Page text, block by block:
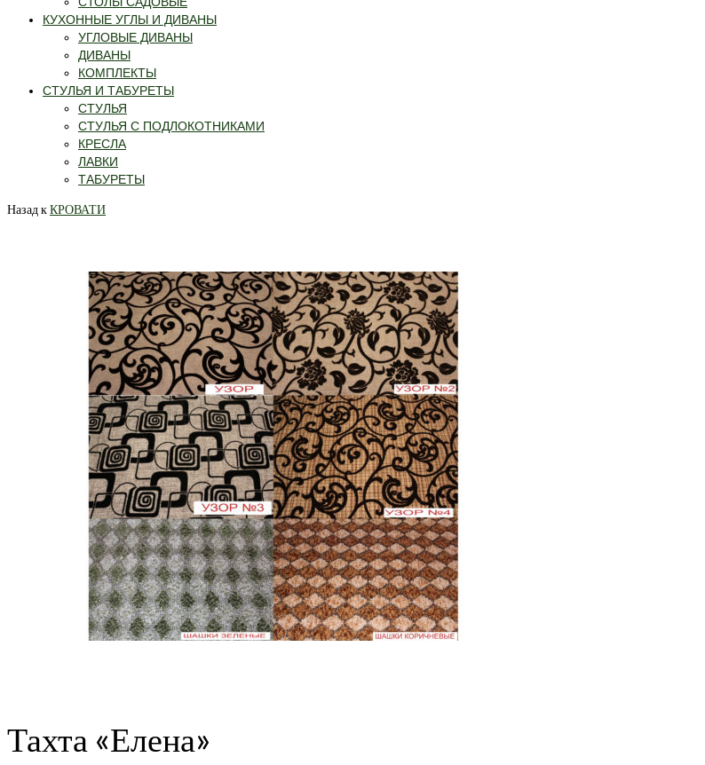
КУХОННЫЕ УГЛЫ И ДИВАНЫ
УГЛОВЫЕ ДИВАНЫ
ДИВАНЫ
КОМПЛЕКТЫ
СТУЛЬЯ И ТАБУРЕТЫ
СТУЛЬЯ
СТУЛЬЯ С ПОДЛОКОТНИКАМИ
КРЕСЛА
ЛАВКИ
ТАБУРЕТЫ
Назад кКРОВАТИ
Тахта «Елена»